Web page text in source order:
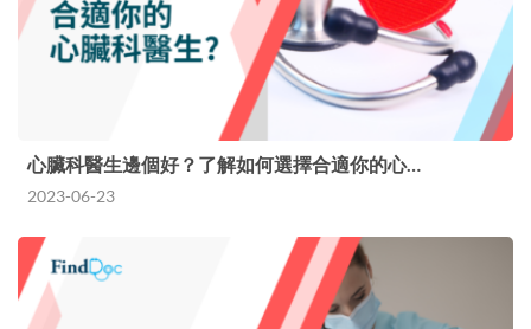
心臟科醫生邊個好？了解如何選擇合適你的心…
2023-06-23